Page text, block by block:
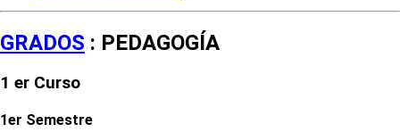
GRADOS : PEDAGOGÍA
1 er Curso
1er Semestre